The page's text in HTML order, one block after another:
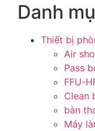
Danh
Thiết bị
Air
Pass
FFU-
Clean
bàn
Máy